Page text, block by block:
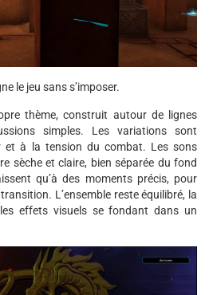
le jeu sans s’imposer.
thème, construit autour de lignes
simples. Les variations sont
et à la tension du combat. Les sons
sèche et claire, bien séparée du fond
qu’à des moments précis, pour
L’ensemble reste équilibré, la
effets visuels se fondant dans un